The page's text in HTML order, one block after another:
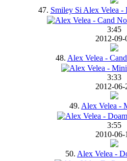
47. Smiley Si Alex Velea
3:45
2012-09-
48. Alex Velea -
3:33
2012-06-
49. Alex Velea -
3:55
2010-06-
50. Alex Velea -